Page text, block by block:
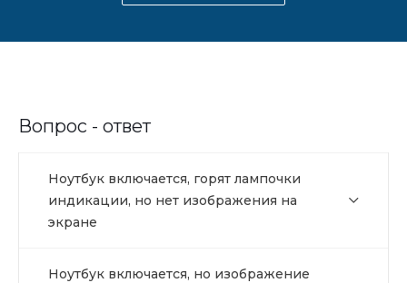
Вопрос - ответ
Ноутбук включается, горят лампочки
индикации, но нет изображения на
экране
Ноутбук включается, но изображение